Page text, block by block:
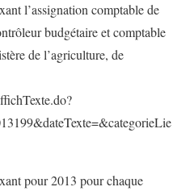
l’assignation comptable de
budgétaire et comptable
de l’agriculture, de
pour 2013 pour chaque